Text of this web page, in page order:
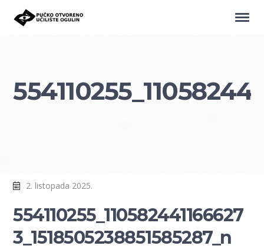
2. listopada 2025.
554110255_110582441166627
3_1518505238851585287_n